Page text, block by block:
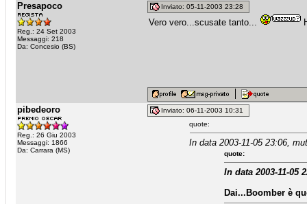
Presapoco
Reg.: 24 Set 2003
Messaggi: 218
Da: Concesio (BS)
Inviato: 05-11-2003 23:28
Vero vero...scusate tanto...
pibedeoro
Reg.: 26 Giu 2003
Messaggi: 1866
Da: Carrara (MS)
Inviato: 06-11-2003 10:31
quote:
In data 2003-11-05 23:06,
quote:
In data 2003-11-05
Dai...Boomber è